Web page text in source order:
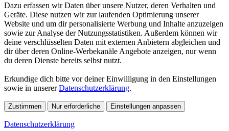
Dazu erfassen wir Daten über unsere Nutzer, deren Verhalten und
Geräte. Diese nutzen wir zur laufenden Optimierung unserer
Website und um dir personalisierte Werbung und Inhalte anzuzeigen
sowie zur Analyse der Nutzungsstatistiken. Außerdem können wir
deine verschlüsselten Daten mit externen Anbietern abgleichen und
dir über deren Online-Werbekanäle Angebote anzeigen, nur wenn
du deren Dienste bereits selbst nutzt.
Erkundige dich bitte vor deiner Einwilligung in den Einstellungen
sowie in unsererDatenschutzerklärung.
Zustimmen Nur erforderliche Einstellungen anpassen
Datenschutzerklärung